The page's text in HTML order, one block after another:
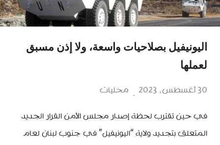
اليونيفيل بصلاحيات واسعة، ولا إذن مسبق
لعملها
30 أغسطس، 2023 محليات
في حين تقترب لحظة إصدار مجلس الأمن القرار الجديد
المتعلق بتجديد ولاية “اليونيفيل” في جنوب لبنان لعام